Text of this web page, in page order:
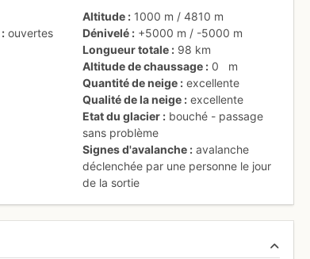
ouvertes
Altitude 1000 m / 4810 m
Dénivelé
+5000 m / -5000 m
Longueur totale
98 km
Altitude de chaussage
0
m
Quantité de neige
excellente
Qualité de la neige
excellente
Etat du glacier
bouché - passage
sans problème
Signes d'avalanche
avalanche
déclenchée par une personne le jour
de la sortie